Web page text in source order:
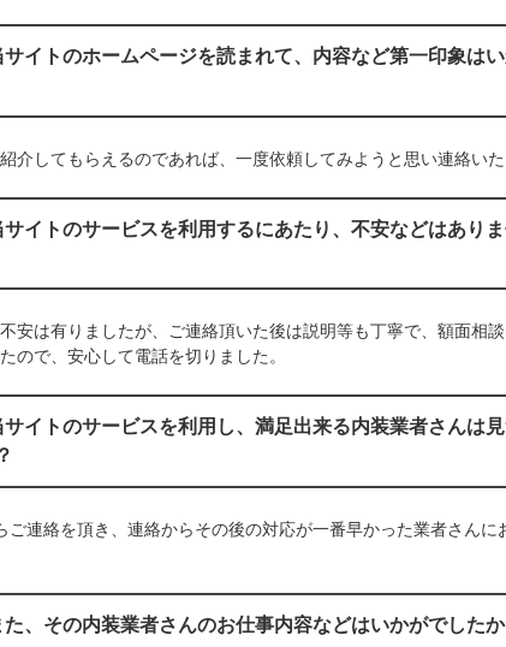
サイトのホームページを読まれて、内容など第一印象は
介してもらえるのであれば、一度依頼してみようと思い連絡いた
サイトのサービスを利用するにあたり、不安などはあり
安は有りましたが、ご連絡頂いた後は説明等も丁寧で、額面相
ので、安心して電話を切りました。
サイトのサービスを利用し、満足出来る内装業者さんは
ご連絡を頂き、連絡からその後の対応が一番早かった業者さんに
た、その内装業者さんのお仕事内容などはいかがでしたか